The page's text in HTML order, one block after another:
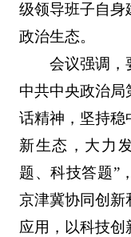
级领导班子自身
政治生态。
会议强调，
中共中央政治
话精神，坚持稳
新生态，大力
题、科技答题”
京津冀协同创新
应用，以科技